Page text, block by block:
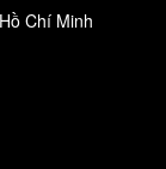
Chí Minh